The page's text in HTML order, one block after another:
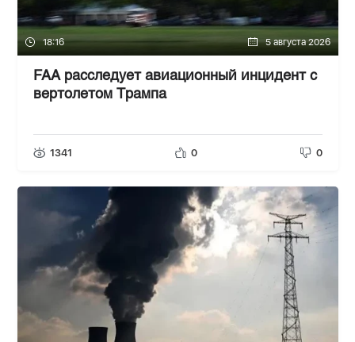
18:16 5 августа 2026
FAA расследует авиационный инцидент с
вертолетом Трампа
1341 0 0